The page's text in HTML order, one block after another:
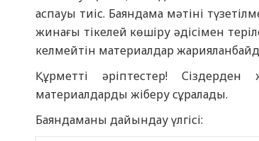
аспауы тиіс. Баяндама мәтіні
жинағы тікелей көшіру әдісімен
келмейтін материалдар
Құрметті әріптестер!
материалдарды жіберу сұралады.
Баяндаманы дайындау үлгісі: